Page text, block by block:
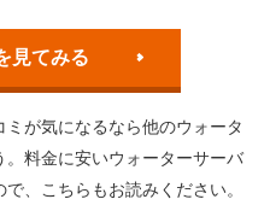
てみる
が気になるなら他のウォータ
料金に安いウォーターサーバ
、こちらもお読みください。